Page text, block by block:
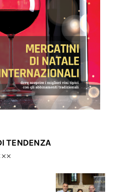
TENDENZA